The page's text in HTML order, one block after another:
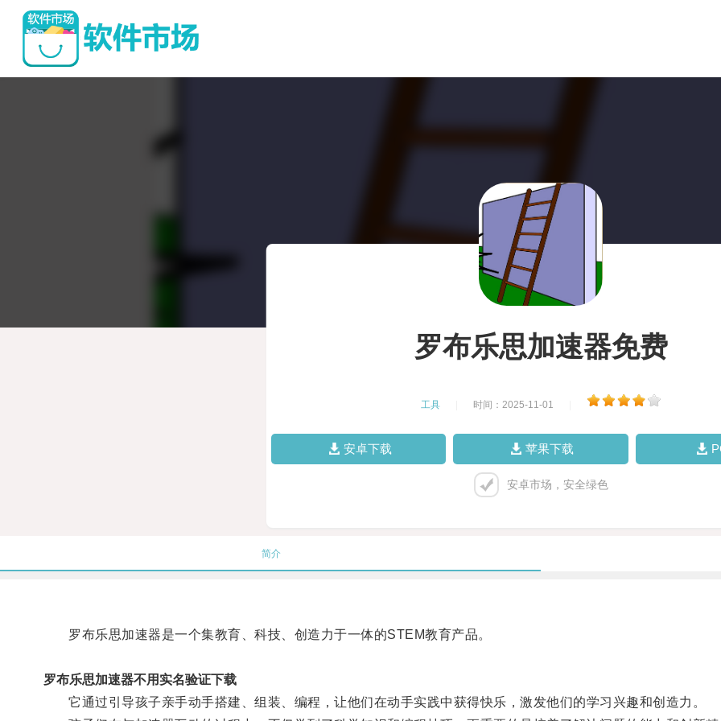
罗布乐思加速器免费
工具 时间：2025-11-01
安卓下载 苹果下载
安卓市场，安全绿色
简介
罗布乐思加速器是一个集教育、科技、创造力于一体的STEM教育产品。
罗布乐思加速器不用实名验证下载
它通过引导孩子亲手动手搭建、组装、编程，让他们在动手实践中获得快乐，激发他们的学习兴趣和创造力。